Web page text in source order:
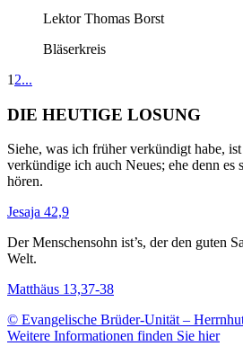
Lektor Thomas Borst
Bläserkreis
1 2...
DIE HEUTIGE LOSUNG
Siehe, was ich früher verkündigt habe,
verkündige ich auch Neues; ehe denn es
hören.
Jesaja 42,9
Der Menschensohn ist’s, der den guten
Welt.
Matthäus 13,37-38
© Evangelische Brüder-Unität –
Weitere Informationen finden Sie hier